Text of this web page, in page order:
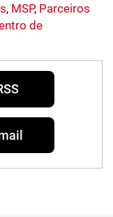
, MSP, Parceiros
de